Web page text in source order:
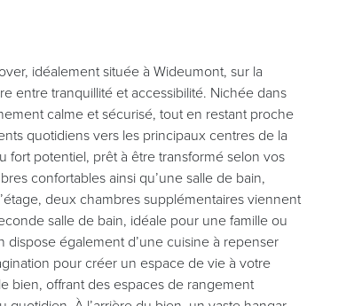
idéalement située à Wideumont, sur la
entre tranquillité et accessibilité. Nichée dans
calme et sécurisé, tout en restant proche
quotidiens vers les principaux centres de la
fort potentiel, prêt à être transformé selon vos
confortables ainsi qu’une salle de bain,
deux chambres supplémentaires viennent
salle de bain, idéale pour une famille ou
également d’une cuisine à repenser
pour créer un espace de vie à votre
bien, offrant des espaces de rangement